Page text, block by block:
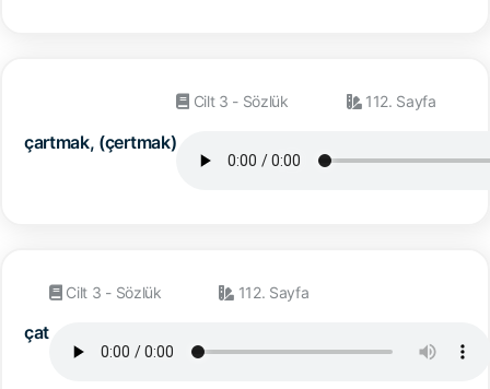
çartmak, (çertmak)
Cilt 3 - Sözlük 112. Sayfa
çat
Cilt 3 - Sözlük 112. Sayfa